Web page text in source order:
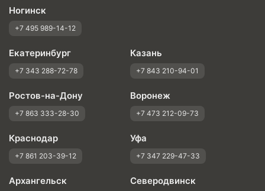
Ногинск
+7 495 989-14-12
Екатеринбург
+7 343 288-72-78
Казань
+7 843 210-94-01
Ростов-на-Дону
+7 863 333-28-30
Воронеж
+7 473 212-09-73
Краснодар
+7 861 203-39-12
Уфа
+7 347 229-47-33
Архангельск Северодвинск